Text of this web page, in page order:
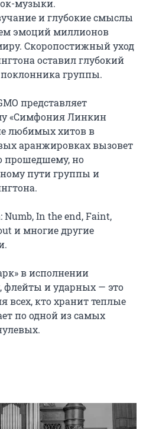
музыки.
и глубокие смыслы
эмоций миллионов
Скоропостижный уход
оставил глубокий
поклонника группы.
представляет
«Симфония Линкин
любимых хитов в
аранжировках вызовет
прошедшему, но
пути группы и
In the end, Faint,
и многие другие
в исполнении
флейты и ударных — это
всех, кто хранит теплые
по одной из самых